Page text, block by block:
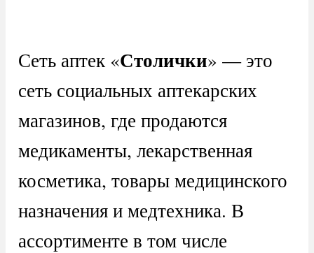
Сеть аптек «Столички» — это
сеть социальных аптекарских
магазинов, где продаются
медикаменты, лекарственная
косметика, товары медицинского
назначения и медтехника. В
ассортименте в том числе